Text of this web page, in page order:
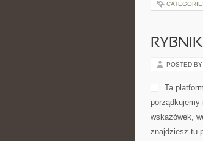
RYBNIK
POSTED BY
Ta
wskazówek,
znajdziesz tu